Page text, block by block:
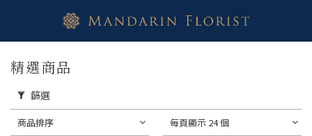
精選商品
篩選
商品排序 每頁顯示 24 個